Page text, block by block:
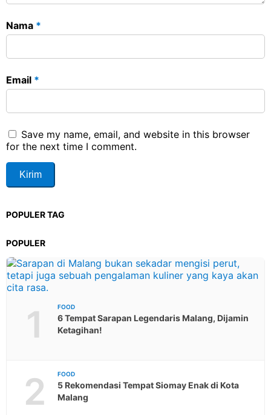
Nama *
Email *
Save my name, email, and website in this browser
for the next time I comment.
POPULER TAG
POPULER
1 FOOD
6 Tempat Sarapan Legendaris Malang, Dijamin
Ketagihan!
2 FOOD
5 Rekomendasi Tempat Siomay Enak di Kota
Malang